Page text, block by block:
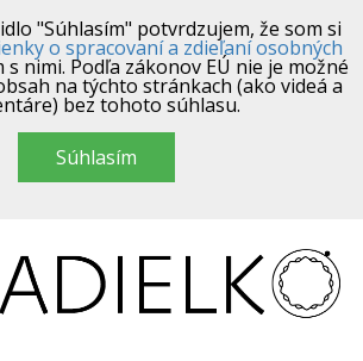
"Súhlasím" potvrdzujem, že som si
o spracovaní a zdieľaní osobných
nimi. Podľa zákonov EÚ nie je možné
na týchto stránkach (ako videá a
bez tohoto súhlasu.
Súhlasím